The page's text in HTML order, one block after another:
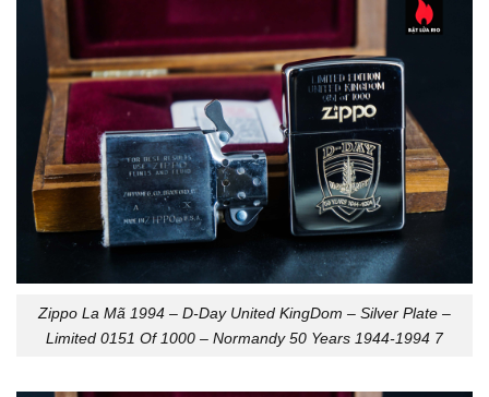
Zippo La Mã 1994 – D-Day United KingDom – Silver Plate –
Limited 0151 Of 1000 – Normandy 50 Years 1944-1994 7